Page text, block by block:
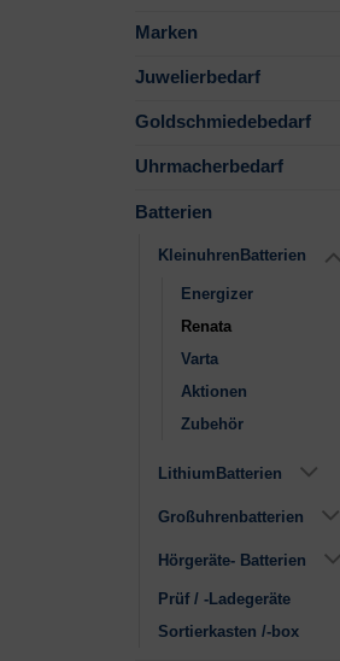
Marken
Juwelierbedarf
Goldschmiedebedarf
Uhrmacherbedarf
Batterien
KleinuhrenBatterien
Energizer
Renata
Varta
Aktionen
Zubehör
LithiumBatterien
Großuhrenbatterien
Hörgeräte- Batterien
Prüf / -Ladegeräte
Sortierkasten /-box